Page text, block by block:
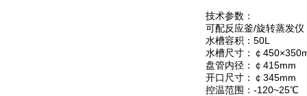
技术参数：
可配反应釜/旋转蒸发仪
水槽容积：50L
水槽尺寸：￠
盘管内径：￠415mm
开口尺寸：￠345mm
控温范围：-120~25℃